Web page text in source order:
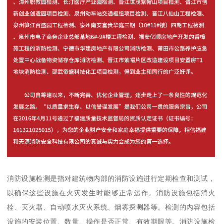
消防设施检测是指对建筑物内部的消防设施进行定期检查和测试，
以确保这些设施在火灾发生时能够正常运作。消防设施包括消火
栓、灭火器、自动喷水灭火系统、烟雾探测器等。检测的内容包括
设施的安装位置、数量、操作是否正常、有效期限等。消防设施检